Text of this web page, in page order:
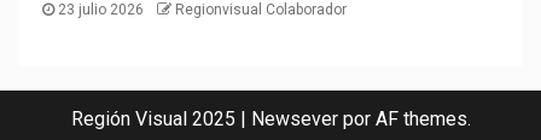
23 julio 2026 Regionvisual Colaborador
Región Visual 2025 Newseverpor AF themes.